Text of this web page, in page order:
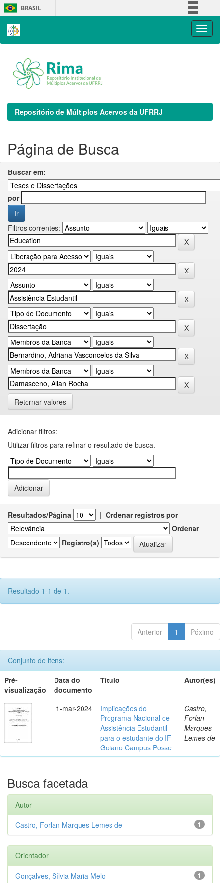
Skip
navigation
BRASIL
Repositório de Múltiplos Acervos da UFRRJ
Página de Busca
Buscar em:
por
Filtros correntes:
Retornar valores
Adicionar filtros:
Utilizar filtros para refinar o resultado de busca.
Resultados/Página | Ordenar registros por
Ordenar
Registro(s)
Resultado 1-1 de 1.
Anterior 1 Póximo
Conjunto de itens:
Pré-
visualização
Data do
documento
Título Autor(es)
1-mar-2024
Implicações do
Programa Nacional de
Assistência Estudantil
para o estudante do IF
Goiano Campus Posse
Castro,
Forlan
Marques
Lemes de
Busca facetada
Autor
1
Castro, Forlan Marques Lemes de
Orientador
1
Gonçalves, Sílvia Maria Melo